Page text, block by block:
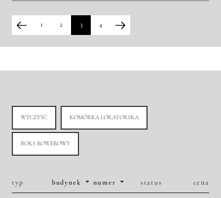
1 2 3 4
WYCZYŚĆ KOMÓRKA LOKATORSKA
BOKS ROWEROWY
typ budynek numer status cena